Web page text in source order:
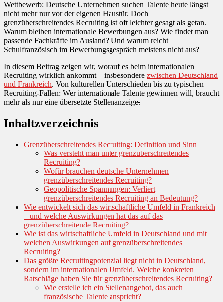
Wettbewerb: Deutsche Unternehmen suchen Talente heute längst
nicht mehr nur vor der eigenen Haustür. Doch
grenzüberschreitendes Recruiting ist oft leichter gesagt als getan.
Warum bleiben internationale Bewerbungen aus? Wie findet man
passende Fachkräfte im Ausland? Und warum reicht
Schulfranzösisch im Bewerbungsgespräch meistens nicht aus?
In diesem Beitrag zeigen wir, worauf es beim internationalen
Recruiting wirklich ankommt – insbesondere zwischen Deutschland
und Frankreich. Von kulturellen Unterschieden bis zu typischen
Recruiting-Fallen: Wer internationale Talente gewinnen will, braucht
mehr als nur eine übersetzte Stellenanzeige.
Inhaltzverzeichnis
Grenzüberschreitendes Recruiting: Definition und Sinn
Was versteht man unter grenzüberschreitendes
Recruiting?
Wofür brauchen deutsche Unternehmen
grenzüberschreitendes Recruiting?
Geopolitische Spannungen: Verliert
grenzüberschreitendes Recruiting an Bedeutung?
Wie entwickelt sich das wirtschaftliche Umfeld in Frankreich
– und welche Auswirkungen hat das auf das
grenzüberschreitende Recruiting?
Wie ist das wirtschaftliche Umfeld in Deutschland und mit
welchen Auswirkungen auf grenzüberschreitendes
Recruiting?
Das größte Recruitingpotenzial liegt nicht in Deutschland,
sondern im internationalen Umfeld. Welche konkreten
Ratschläge haben Sie für grenzüberschreitendes Recruiting?
Wie erstelle ich ein Stellenangebot, das auch
französische Talente anspricht?